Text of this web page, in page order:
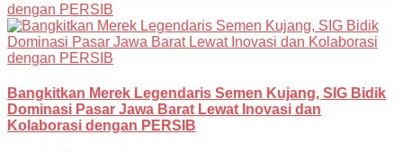
Bangkitkan Merek Legendaris Semen Kujang, SIG Bidik
Dominasi Pasar Jawa Barat Lewat Inovasi dan
Kolaborasi dengan PERSIB